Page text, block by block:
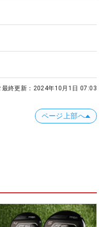
終更新： 2024年10月1日 07:03
ページ上部へ